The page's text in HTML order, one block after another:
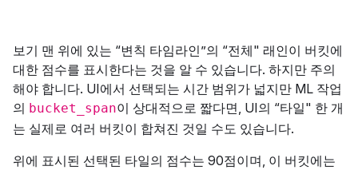
보기 맨 위에 있는 “변칙 타임라인”의 “전체" 래인이 버킷에
대한 점수를 표시한다는 것을 알 수 있습니다. 하지만 주의
해야 합니다. UI에서 선택되는 시간 범위가 넓지만 ML 작업
의 bucket_span이 상대적으로 짧다면, UI의 “타일" 한 개
는 실제로 여러 버킷이 합쳐진 것일 수도 있습니다.
위에 표시된 선택된 타일의 점수는 90점이며, 이 버킷에는